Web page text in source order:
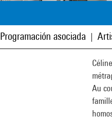
Programación asociada
Au